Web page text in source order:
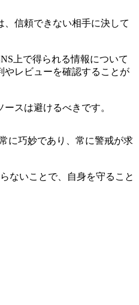
、信頼できない相手に決して
上で得られる情報について
やレビューを確認することが
スは避けるべきです。
に巧妙であり、常に警戒が求
ないことで、自身を守ること